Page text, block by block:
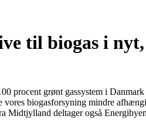
til biogas i
procent grønt gassystem i
biogasforsyning mindre
Midtjylland deltager også